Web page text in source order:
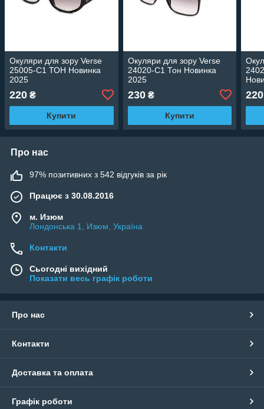
Окуляри для зору Verse
25005-C1 ТОН Новинка
2025
220 ₴
Купити
Окуляри для зору Verse
24020-C1 Тон Новинка
2025
230₴
Купити
220
Про нас
97% позитивних з 542 відгуків за рік
Працює з 30.08.2016
м. Изюм
Лондонська 1, Изюм, Україна
Контакти
Сьогодні вихідний
Показати весь графік роботи
Про нас
Контакти
Доставка та оплата
Графік роботи